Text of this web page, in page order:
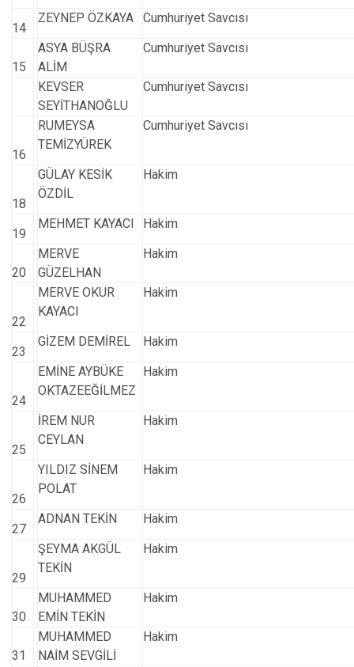
14
ZEYNEP ÖZKAYA Cumhuriyet Savcısı
15
ASYA BÜŞRA
ALİM
Cumhuriyet Savcısı
KEVSER
SEYİTHANOĞLU
Cumhuriyet Savcısı
16
RUMEYSA
TEMİZYÜREK
Cumhuriyet Savcısı
18
GÜLAY KESİK
ÖZDİL
Hakim
19
MEHMET KAYACI Hakim
20
MERVE
GÜZELHAN
Hakim
22
MERVE OKUR
KAYACI
Hakim
23
GİZEM DEMİREL Hakim
24
EMİNE AYBÜKE
OKTAZEEĞİLMEZ
Hakim
25
İREM NUR
CEYLAN
Hakim
26
YILDIZ SİNEM
POLAT
Hakim
27
ADNAN TEKİN Hakim
29
ŞEYMA AKGÜL
TEKİN
Hakim
30
MUHAMMED
EMİN TEKİN
Hakim
31
MUHAMMED
NAİM SEVGİLİ